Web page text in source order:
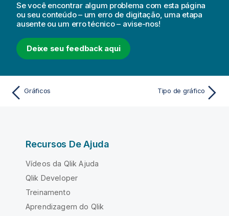
Se você encontrar algum problema com esta página
ou seu conteúdo – um erro de digitação, uma etapa
ausente ou um erro técnico – avise-nos!
Deixe seu feedback aqui
Gráficos Tipo de gráfico
Recursos De Ajuda
Vídeos da Qlik Ajuda
Qlik Developer
Treinamento
Aprendizagem do Qlik